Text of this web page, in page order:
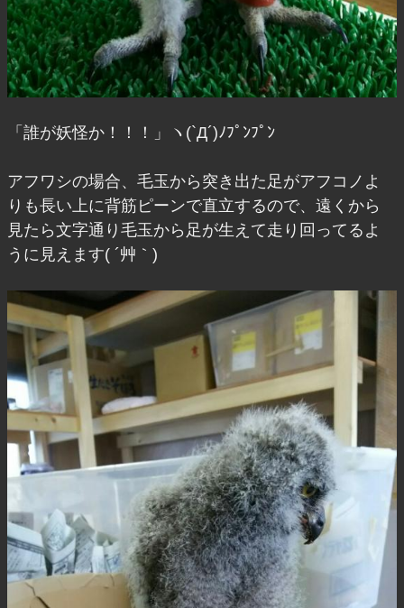
「誰が妖怪か！！！」ヽ(`Д´)ﾉﾌﾟﾝﾌﾟﾝ
アフワシの場合、毛玉から突き出た足がアフコノよ
りも長い上に背筋ピーンで直立するので、遠くから
見たら文字通り毛玉から足が生えて走り回ってるよ
うに見えます( ´艸｀)